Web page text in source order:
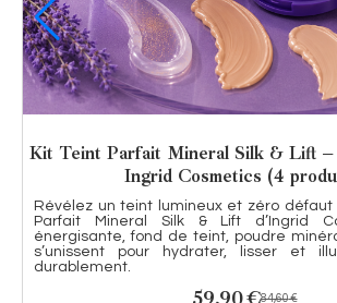
Nude Glow Ritual Vollaré – Set
un look naturel, lumineux &
Kit maquillage nude lumineux
sable doré, base glow illuminatrice,
intense, crayon lèvres caramel nude
rosé. Le combo parfait pour un
tendance
76,50